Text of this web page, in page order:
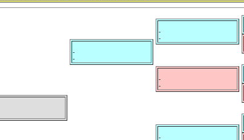
-
-
-
-
-
-
-